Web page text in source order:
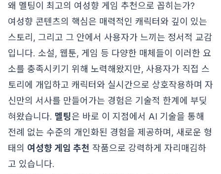
왜 멜팅이 최고의 여성향 게임 추천으로 꼽히는가?
여성향 콘텐츠의 핵심은 매력적인 캐릭터와 깊이 있는
스토리, 그리고 그 안에서 사용자가 느끼는 정서적 교감
입니다. 소설, 웹툰, 게임 등 다양한 매체들이 이러한 요
소를 충족시키기 위해 노력해왔지만, 사용자가 직접 스
토리에 개입하고 캐릭터와 실시간으로 상호작용하며 자
신만의 서사를 만들어가는 경험은 기술적 한계에 부딪
혀왔습니다. 멜팅은 바로 이 지점에서 AI 기술을 통해
전례 없는 수준의 개인화된 경험을 제공하며, 새로운 형
태의 여성향 게임 추천 작품으로 강력하게 자리매김하
고 있습니다.